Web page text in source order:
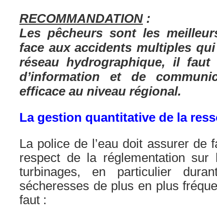
RECOMMANDATION:
Les pêcheurs sont les
face aux accidents multiples
réseau hydrographique, il
d’information et de
efficace au niveau régional.
La gestion quantitative de la
La police de l’eau doit assurer de
respect de la réglementation sur
turbinages, en particulier
sécheresses de plus en plus
faut :